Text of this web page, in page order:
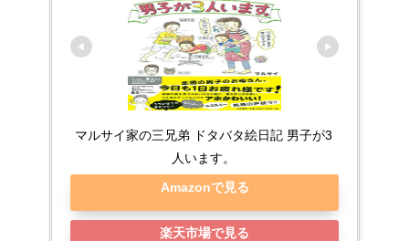
マルサイ家の三兄弟 ドタバタ絵日記 男子が3
人います。
Amazonで見る
楽天市場で見る